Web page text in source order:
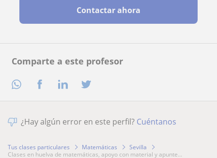
Comparte a este profesor
Contactar ahora
¿Hay algún error en este perfil? Cuéntanos
Tus clases particulares Matemáticas
Sevilla
clases en huelva de matemáticas, apoyo con material y apunte...